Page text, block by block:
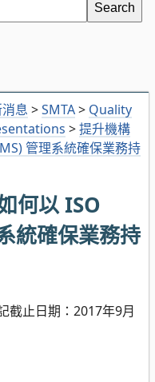
息 >SMTA> Quality
>提升機構
管理系統確保業務持
何以 ISO
統確保業務持
截止日期：2017年9月